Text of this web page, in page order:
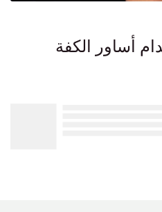
أساور الكفة